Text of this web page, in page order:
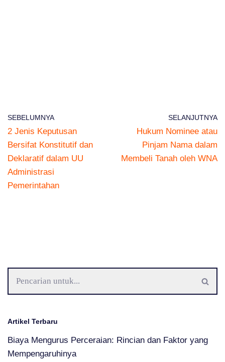
SEBELUMNYA
2 Jenis Keputusan
Bersifat Konstitutif dan
Deklaratif dalam UU
Administrasi
Pemerintahan
SELANJUTNYA
Hukum Nominee atau
Pinjam Nama dalam
Membeli Tanah oleh WNA
Artikel Terbaru
Biaya Mengurus Perceraian: Rincian dan Faktor yang
Mempengaruhinya